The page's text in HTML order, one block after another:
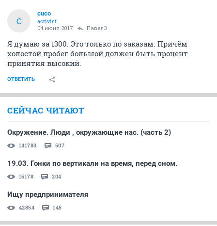
C
cuco
activist
04 июня 2017 Павел3
Я думаю за 1300. Это только по заказам. Причём
холостой пробег большой должен быть процент
принятия высокий.
ОТВЕТИТЬ
СЕЙЧАС ЧИТАЮТ
Окружение. Люди , окружающие нас. (часть 2)
141783 507
19.03. Гонки по вертикали на время, перед сном.
15178 204
Ищу предпринимателя
42854 145